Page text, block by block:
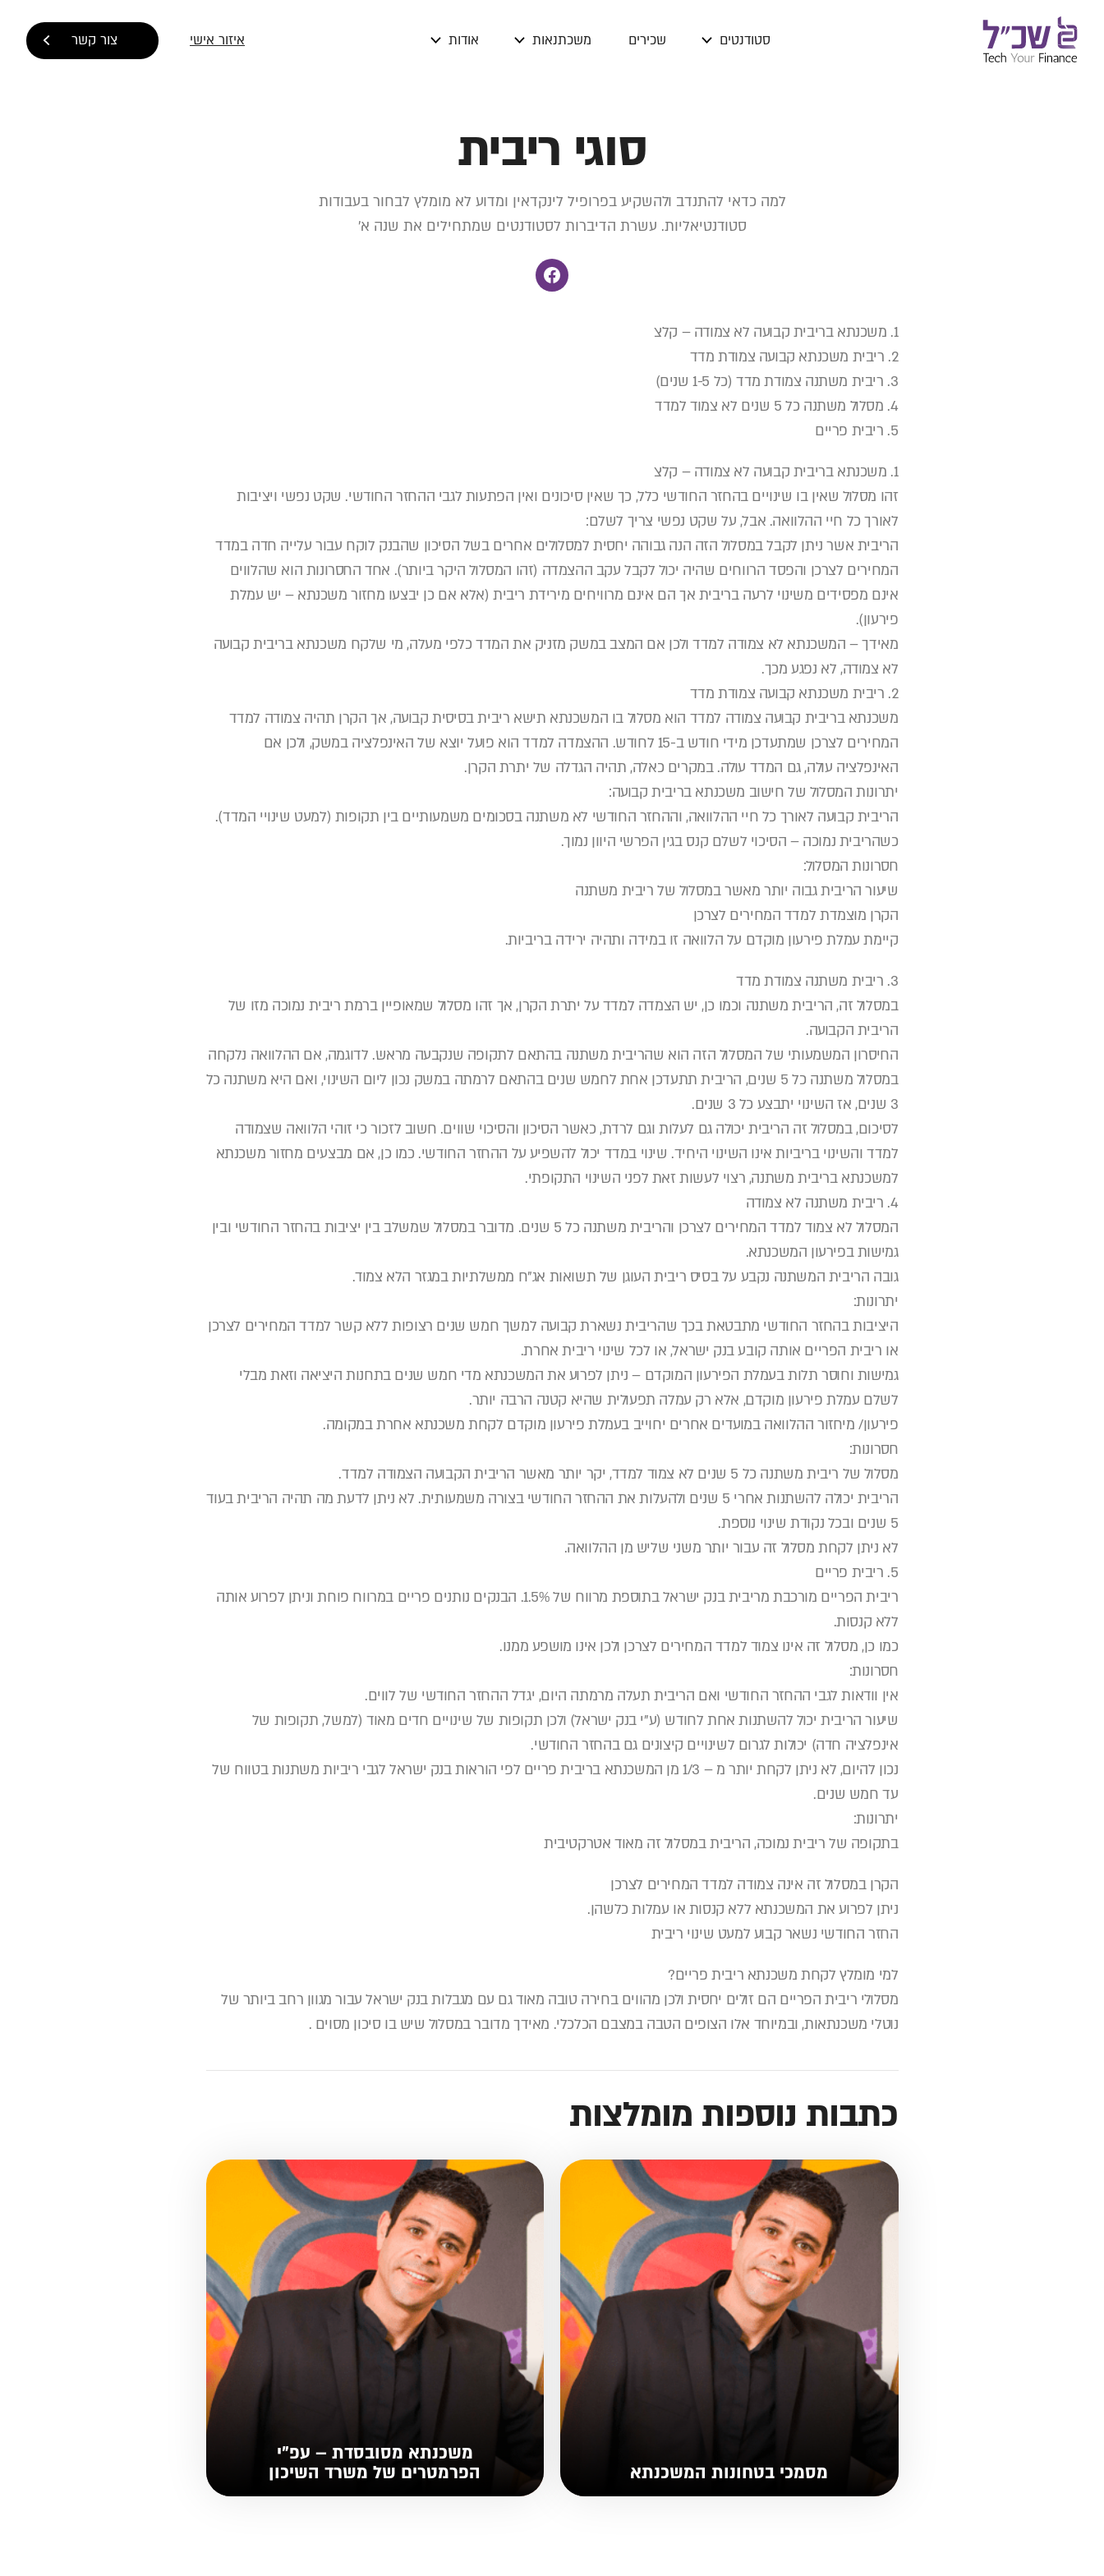
סטודנטים שכירים משכתנאות אודות איזור אישי צור קשר
סוגי ריבית
למה כדאי להתנדב ולהשקיע בפרופיל לינקדאין ומדוע לא מומלץ לבחור בעבודות
סטודנטיאליות. עשרת הדיברות לסטודנטים שמתחילים את שנה א'
1. משכנתא בריבית קבועה לא צמודה – קלצ
2. ריבית משכנתא קבועה צמודת מדד
3. ריבית משתנה צמודת מדד (כל 1-5 שנים)
4. מסלול משתנה כל 5 שנים לא צמוד למדד
5. ריבית פריים
1. משכנתא בריבית קבועה לא צמודה – קלצ
זהו מסלול שאין בו שינויים בהחזר החודשי כלל, כך שאין סיכונים ואין הפתעות לגבי ההחזר החודשי. שקט נפשי ויציבות
לאורך כל חיי ההלוואה. אבל, על שקט נפשי צריך לשלם:
הריבית אשר ניתן לקבל במסלול הזה הנה גבוהה יחסית למסלולים אחרים בשל הסיכון שהבנק לוקח עבור עלייה חדה במדד
המחירים לצרכן והפסד הרווחים שהיה יכול לקבל עקב ההצמדה (זהו המסלול היקר ביותר). אחד החסרונות הוא שהלווים
אינם מפסידים משינוי לרעה בריבית אך הם אינם מרוויחים מירידת ריבית (אלא אם כן יבצעו מחזור משכנתא – יש עמלת
פירעון).
מאידך – המשכנתא לא צמודה למדד ולכן אם המצב במשק מזניק את המדד כלפי מעלה, מי שלקח משכנתא בריבית קבועה
לא צמודה, לא נפגע מכך.
2. ריבית משכנתא קבועה צמודת מדד
משכנתא בריבית קבועה צמודה למדד הוא מסלול בו המשכנתא תישא ריבית בסיסית קבועה, אך הקרן תהיה צמודה למדד
המחירים לצרכן שמתעדכן מידי חודש ב-15 לחודש. ההצמדה למדד הוא פועל יוצא של האינפלציה במשק, ולכן אם
האינפלציה עולה, גם המדד עולה. במקרים כאלה, תהיה הגדלה של יתרת הקרן.
יתרונות המסלול של חישוב משכנתא בריבית קבועה:
הריבית קבועה לאורך כל חיי ההלוואה, וההחזר החודשי לא משתנה בסכומים משמעותיים בין תקופות (למעט שינויי המדד).
כשהריבית נמוכה – הסיכוי לשלם קנס בגין הפרשי היוון נמוך.
חסרונות המסלול:
שיעור הריבית גבוה יותר מאשר במסלול של ריבית משתנה
הקרן מוצמדת למדד המחירים לצרכן
קיימת עמלת פירעון מוקדם על הלוואה זו במידה ותהיה ירידה בריביות.
3. ריבית משתנה צמודת מדד
במסלול זה, הריבית משתנה וכמו כן, יש הצמדה למדד על יתרת הקרן, אך זהו מסלול שמאופיין ברמת ריבית נמוכה מזו של
הריבית הקבועה.
החיסרון המשמעותי של המסלול הזה הוא שהריבית משתנה בהתאם לתקופה שנקבעה מראש. לדוגמה, אם ההלוואה נלקחה
במסלול משתנה כל 5 שנים, הריבית תתעדכן אחת לחמש שנים בהתאם לרמתה במשק נכון ליום השינוי, ואם היא משתנה כל
3 שנים, אז השינוי יתבצע כל 3 שנים.
לסיכום, במסלול זה הריבית יכולה גם לעלות וגם לרדת, כאשר הסיכון והסיכוי שווים. חשוב לזכור כי זוהי הלוואה שצמודה
למדד והשינוי בריביות אינו השינוי היחיד. שינוי במדד יכול להשפיע על ההחזר החודשי. כמו כן, אם מבצעים מחזור משכנתא
למשכנתא בריבית משתנה, רצוי לעשות זאת לפני השינוי התקופתי.
4. ריבית משתנה לא צמודה
המסלול לא צמוד למדד המחירים לצרכן והריבית משתנה כל 5 שנים. מדובר במסלול שמשלב בין יציבות בהחזר החודשי ובין
גמישות בפירעון המשכנתא.
גובה הריבית המשתנה נקבע על בסיס ריבית העוגן של תשואות אג"ח ממשלתיות במגזר הלא צמוד.
יתרונות:
היציבות בהחזר החודשי מתבטאת בכך שהריבית נשארת קבועה למשך חמש שנים רצופות ללא קשר למדד המחירים לצרכן
או ריבית הפריים אותה קובע בנק ישראל, או לכל שינוי ריבית אחרת.
גמישות וחוסר תלות בעמלת הפירעון המוקדם – ניתן לפרוע את המשכנתא מדי חמש שנים בתחנות היציאה וזאת מבלי
לשלם עמלת פירעון מוקדם, אלא רק עמלה תפעולית שהיא קטנה הרבה יותר.
פירעון/ מיחזור ההלוואה במועדים אחרים יחוייב בעמלת פירעון מוקדם לקחת משכנתא אחרת במקומה.
חסרונות:
מסלול של ריבית משתנה כל 5 שנים לא צמוד למדד, יקר יותר מאשר הריבית הקבועה הצמודה למדד.
הריבית יכולה להשתנות אחרי 5 שנים ולהעלות את ההחזר החודשי בצורה משמעותית. לא ניתן לדעת מה תהיה הריבית בעוד
5 שנים ובכל נקודת שינוי נוספת.
לא ניתן לקחת מסלול זה עבור יותר משני שליש מן ההלוואה.
5. ריבית פריים
ריבית הפריים מורכבת מריבית בנק ישראל בתוספת מרווח של 1.5%. הבנקים נותנים פריים במרווח פוחת וניתן לפרוע אותה
ללא קנסות.
כמו כן, מסלול זה אינו צמוד למדד המחירים לצרכן ולכן אינו מושפע ממנו.
חסרונות:
אין וודאות לגבי ההחזר החודשי ואם הריבית תעלה מרמתה היום, יגדל ההחזר החודשי של לווים.
שיעור הריבית יכול להשתנות אחת לחודש (ע"י בנק ישראל) ולכן תקופות של שינויים חדים מאוד (למשל, תקופות של
אינפלציה חדה) יכולות לגרום לשינויים קיצונים גם בהחזר החודשי.
נכון להיום, לא ניתן לקחת יותר מ – 1/3 מן המשכנתא בריבית פריים לפי הוראות בנק ישראל לגבי ריביות משתנות בטווח של
עד חמש שנים.
יתרונות:
בתקופה של ריבית נמוכה, הריבית במסלול זה מאוד אטרקטיבית
הקרן במסלול זה אינה צמודה למדד המחירים לצרכן
ניתן לפרוע את המשכנתא ללא קנסות או עמלות כלשהן.
החזר החודשי נשאר קבוע למעט שינוי ריבית
למי מומלץ לקחת משכנתא ריבית פריים?
מסלולי ריבית הפריים הם זולים יחסית ולכן מהווים בחירה טובה מאוד גם עם מגבלות בנק ישראל עבור מגוון רחב ביותר של
נוטלי משכנתאות, ובמיוחד אלו הצופים הטבה במצבם הכלכלי. מאידך מדובר במסלול שיש בו סיכון מסוים .
כתבות נוספות מומלצות
מסמכי בטחונות המשכנתא
משכנתא מסובסדת – עפ"י
הפרמטרים של משרד השיכון